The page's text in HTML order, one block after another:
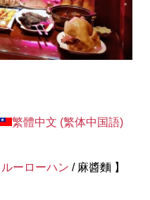
繁體中文 (繁体中国語)
ルーローハン / 麻醬麵 】